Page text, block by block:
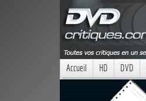
Accueil HD DVD